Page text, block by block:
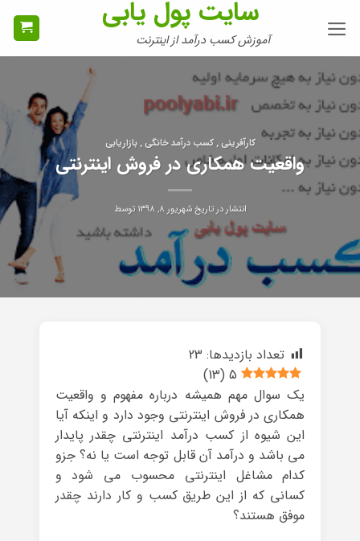
سایت پول یابی
آموزش کسب درآمد از اینترنت
کارآفرینی , کسب درآمد خانگی , بازاریابی
واقعیت همکاری در فروش اینترنتی
انتشار در تاریخشهریور ۸, ۱۳۹۸ توسط
تعداد بازدیدها: 23
5
(
13
)
یک سوال مهم همیشه درباره مفهوم و واقعیت
همکاری در فروش اینترنتی وجود دارد و اینکه آیا
این شیوه از کسب درآمد اینترنتی چقدر پایدار
می باشد و درآمد آن قابل توجه است یا نه؟ جزو
کدام مشاغل اینترنتی محسوب می شود و
کسانی که از این طریق کسب و کار دارند چقدر
موفق هستند؟